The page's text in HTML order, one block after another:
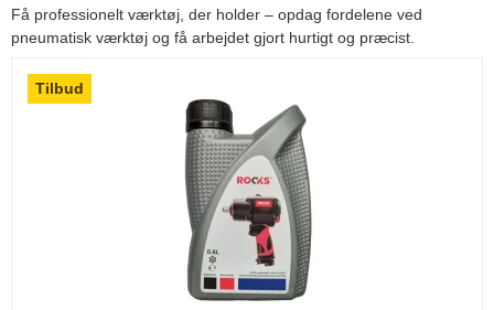
Få professionelt værktøj, der holder – opdag fordelene ved
pneumatisk værktøj og få arbejdet gjort hurtigt og præcist.
Tilbud